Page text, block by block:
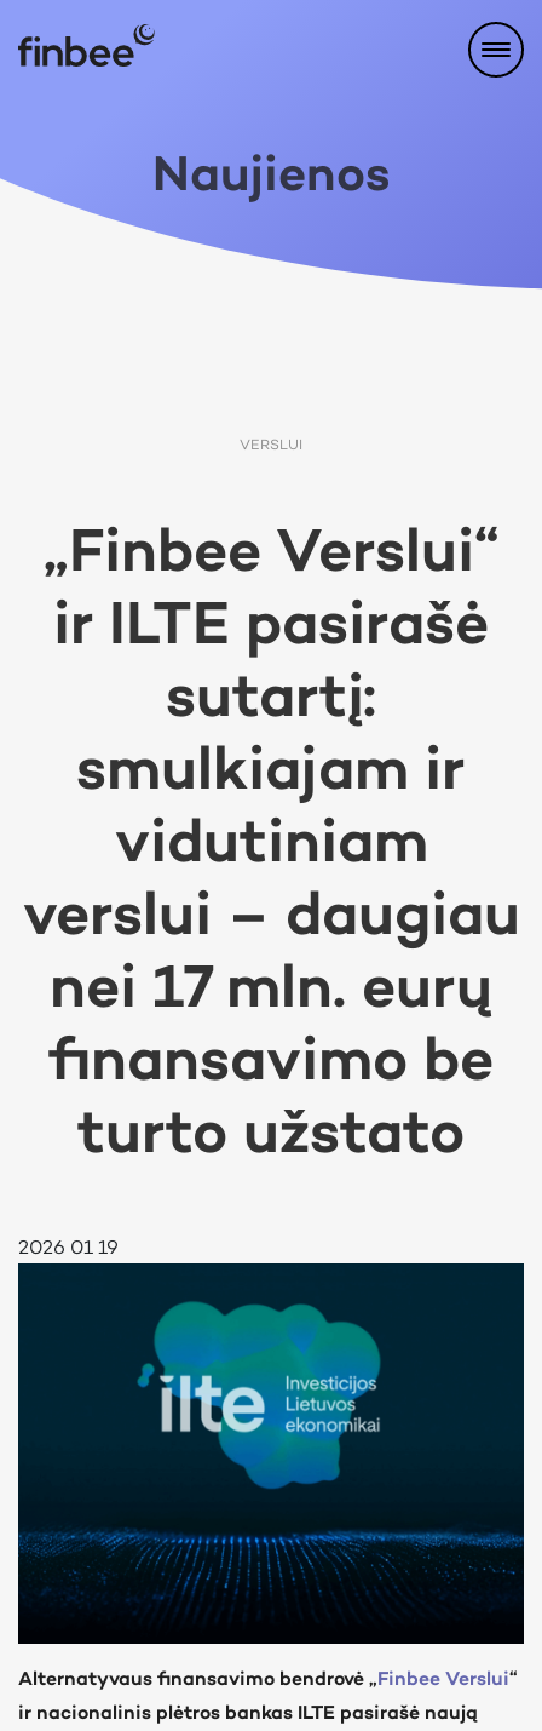
Naujienos
VERSLUI
„Finbee Verslui“
ir ILTE pasirašė
sutartį:
smulkiajam ir
vidutiniam
verslui – daugiau
nei 17 mln. eurų
finansavimo be
turto užstato
2026 01 19
Alternatyvaus finansavimo bendrovė „ Finbee Verslui“
ir nacionalinis plėtros bankas ILTE pasirašė naują